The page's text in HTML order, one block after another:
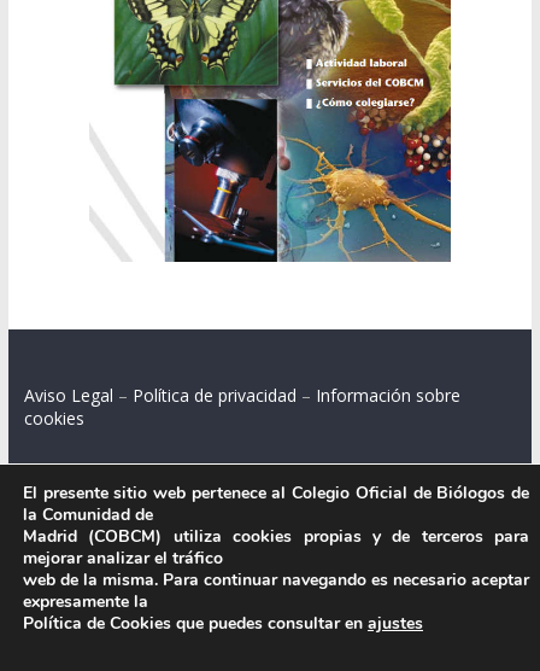
Aviso Legal – Política de privacidad – Información sobre
cookies
Colegio Oficial de Biólogos de la Comunidad de Madrid.
C/ Santa Engracia 108, 2º int.izq. 28003 Madrid.
El presente sitio web pertenece al Colegio Oficial de Biólogos de
la Comunidad de
Madrid (COBCM) utiliza cookies propias y de terceros para
mejorar analizar el tráfico
web de la misma. Para continuar navegando es necesario aceptar
expresamente la
Política de Cookies que puedes consultar en ajustes